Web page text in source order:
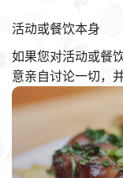
活动或餐饮本身
如果您对活动或餐
意亲自讨论一切，